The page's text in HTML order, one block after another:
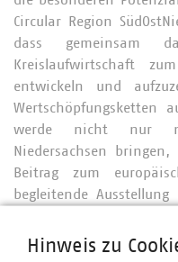
Circular Region
dass gemeinsam
Kreislaufwirtschaft
entwickeln und
Wertschöpfungsketten
werde nicht nur
Niedersachsen
Beitrag zum
begleitende
und die Rettung
Hinweis zu